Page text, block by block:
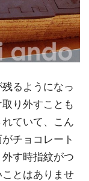
るようになっ
り外すことも
ていて、こん
チョコレート
す時指紋がつ
とはありませ